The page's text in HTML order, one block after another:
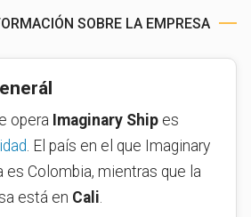
SOBRE LA EMPRESA
opera Imaginary Ship es
. El país en el que Imaginary
es Colombia, mientras que la
está en Cali